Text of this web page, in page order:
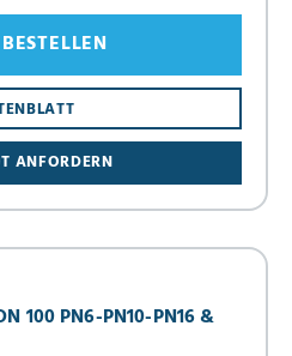
ANFORDERN
100 PN6-PN10-PN16 &